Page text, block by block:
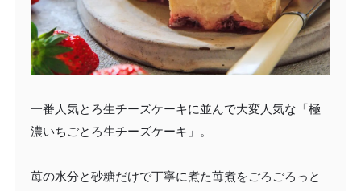
一番人気とろ生チーズケーキに並んで大変人気な「極
濃いちごとろ生チーズケーキ」。
苺の水分と砂糖だけで丁寧に煮た苺煮をごろごろっと